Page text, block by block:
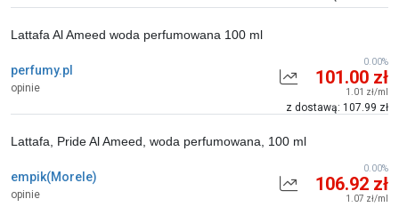
perfumy.pl
opinie
Lattafa Al Ameed woda perfumowana 100 ml
101.00 zł
1.01 zł/ml
z dostawą: 107.99 zł
0.00%
empik(Morele)
opinie
Lattafa, Pride Al Ameed, woda perfumowana, 100 ml
106.92 zł
1.07 zł/ml
0.00%